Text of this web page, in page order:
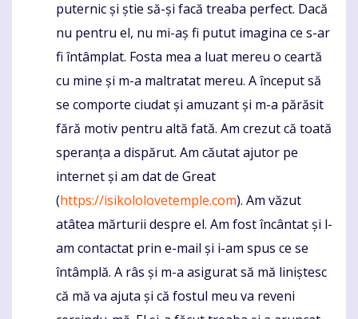
puternic și știe să-și facă treaba perfect. Dacă
nu pentru el, nu mi-aș fi putut imagina ce s-ar
fi întâmplat. Fosta mea a luat mereu o ceartă
cu mine și m-a maltratat mereu. A început să
se comporte ciudat și amuzant și m-a părăsit
fără motiv pentru altă fată. Am crezut că toată
speranța a dispărut. Am căutat ajutor pe
internet și am dat de Great
(https://isikololovetemple.com). Am văzut
atâtea mărturii despre el. Am fost încântat și l-
am contactat prin e-mail și i-am spus ce se
întâmplă. A râs și m-a asigurat să mă liniștesc
că mă va ajuta și că fostul meu va reveni